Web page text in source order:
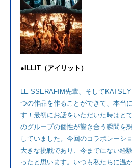
●ILLIT（アイリット）
LE SSERAFIM先輩、そして
つの作品を作ることができて、本当
す！最初にお話をいただいた時はと
のグループの個性が響き合う瞬間を
していました。今回のコラボレーシ
大きな挑戦であり、今までにない経
ったと思います。いつも私たちに温